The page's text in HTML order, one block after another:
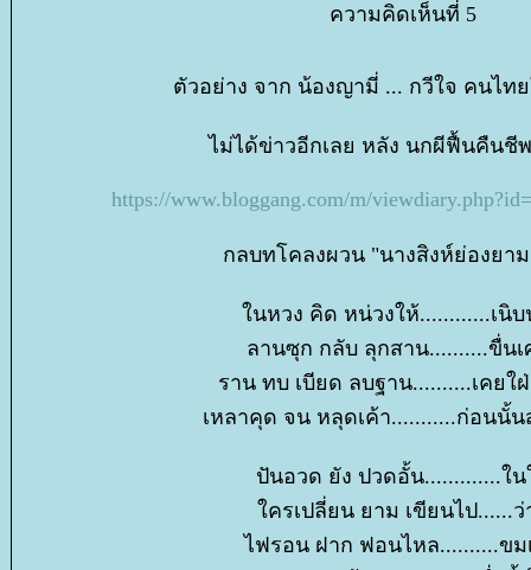
ความคิดเห็นที่ 5
ตัวอย่าง จาก น้องญามี่ ... กวีใจ คนไท
ไม่ได้ข่าวอีกเลย หลัง นกผีฟื้นคืนชี
https://www.bloggang.com/m/
กลบทโคลงผวน "นางสิงห์ย่องยาม
นหวง คิด หน่วงให้............เนิบ
ลานซุก กลับ ลุกสาน..........ขื่นเ
ราน ทบ เบียด ลบฐาน..........เคยใ
เหลาคุด จน หลุดเค้า...........ก่อนนั้
ปันอวด ยัง ปวดอั้น.............ใน
ครเปลี่ยน ยาม เขียนไป......ว่
ไฟรอน ฝาก ฟอนไหล..........ขม